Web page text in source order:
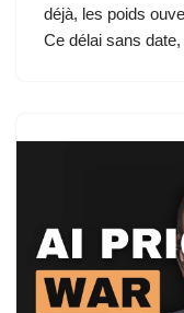
déjà, les poids
Ce délai sans